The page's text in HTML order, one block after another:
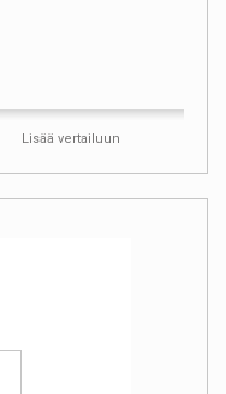
Lisää vertailuun